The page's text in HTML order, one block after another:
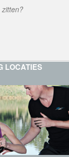
LOCATIES